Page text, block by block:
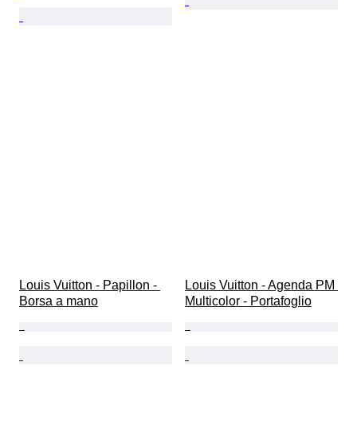
Louis Vuitton - Papillon -
Borsa a mano
Louis Vuitton - Agenda PM
Multicolor - Portafoglio